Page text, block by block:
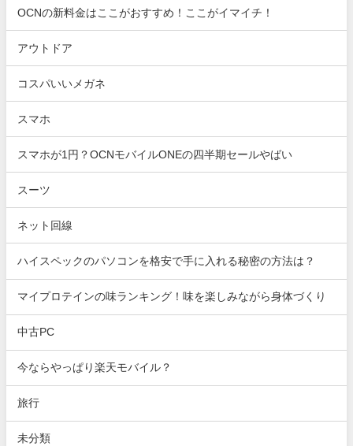
OCNの新料金はここがおすすめ！ここがイマイチ！
アウトドア
コスパいいメガネ
スマホ
スマホが1円？OCNモバイルONEの四半期セールやばい
スーツ
ネット回線
ハイスペックのパソコンを格安で手に入れる秘密の方法は？
マイプロテインの味ランキング！味を楽しみながら身体づくり
中古PC
今ならやっぱり楽天モバイル？
旅行
未分類